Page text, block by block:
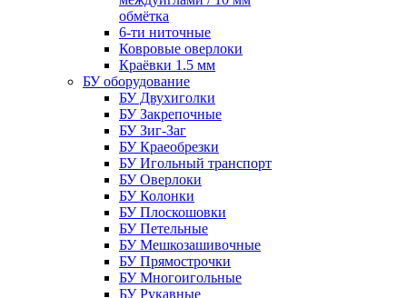
обмётка
6-ти ниточные
Ковровые оверлоки
Краёвки 1.5 мм
БУ оборудование
БУ Двухиголки
БУ Закрепочные
БУ Зиг-Заг
БУ Краеобрезки
БУ Игольный транспорт
БУ Оверлоки
БУ Колонки
БУ Плоскошовки
БУ Петельные
БУ Мешкозашивочные
БУ Прямострочки
БУ Многоигольные
БУ Рукавные